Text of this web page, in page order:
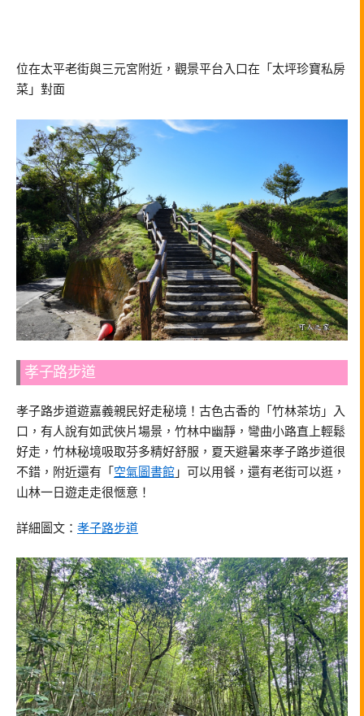
位在太平老街與三元宮附近，觀景平台入口在「太坪珍寶私房
菜」對面
孝子路步道
孝子路步道遊嘉義親民好走秘境！古色古香的「竹林茶坊」入
口，有人說有如武俠片場景，竹林中幽靜，彎曲小路直上輕鬆
好走，竹林秘境吸取芬多精好舒服，夏天避暑來孝子路步道很
不錯，附近還有「 空氣圖書館 」可以用餐，還有老街可以逛，
山林一日遊走走很愜意！
詳細圖文： 孝子路步道